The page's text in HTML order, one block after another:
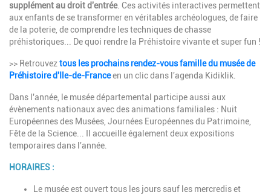
supplément au droit d'entrée. Ces activités interactives permettent
aux enfants de se transformer en véritables archéologues, de faire
de la poterie, de comprendre les techniques de chasse
préhistoriques... De quoi rendre la Préhistoire vivante et super fun !
>> Retrouveztous les prochains rendez-vous famille du musée de
Préhistoire d'Ile-de-Franceen un clic dans l'agenda Kidiklik.
Dans l'année, le musée départemental participe aussi aux
évènements nationaux avec des animations familiales : Nuit
Européennes des Musées, Journées Européennes du Patrimoine,
Fête de la Science... Il accueille également deux expositions
temporaires dans l'année.
HORAIRES :
Le musée est ouvert tous les jours sauf les mercredis et